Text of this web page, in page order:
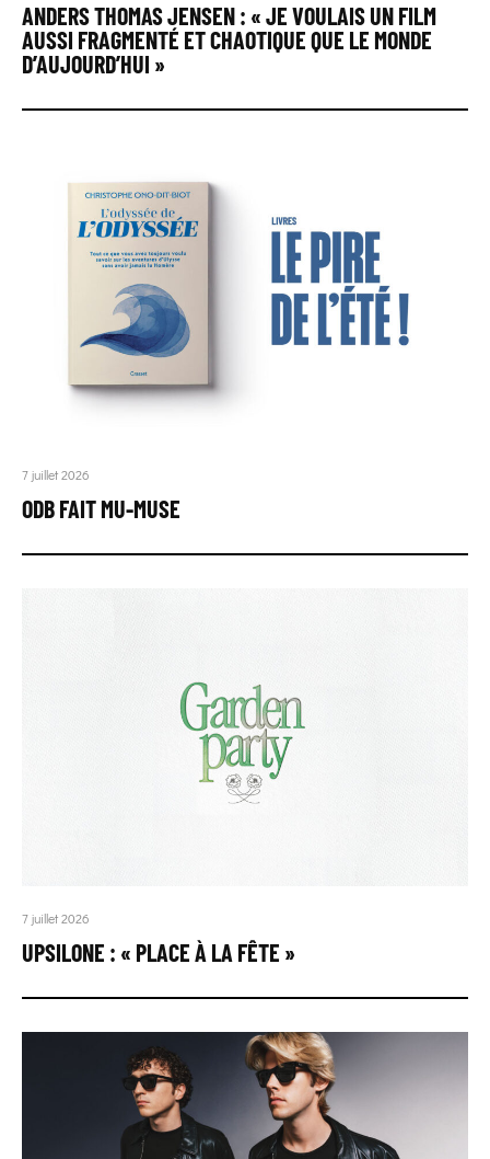
ANDERS THOMAS JENSEN : « JE VOULAIS UN FILM
AUSSI FRAGMENTÉ ET CHAOTIQUE QUE LE MONDE
D’AUJOURD’HUI »
7 juillet 2026
ODB FAIT MU-MUSE
7 juillet 2026
UPSILONE : « PLACE À LA FÊTE »